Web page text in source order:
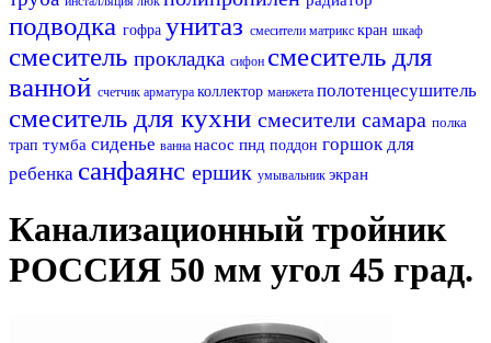
подводка гофра унитаз смесители матрикс кран шкаф
смеситель прокладка сифон смеситель для
ванной счетчик арматура коллектор манжета полотенцесушитель
смеситель для кухни смесители самара полка
трап тумба сиденье ванна насос пнд поддон горшок для
ребенка санфаянс ершик умывальник экран
Канализационный тройник
РОССИЯ 50 мм угол 45 град.